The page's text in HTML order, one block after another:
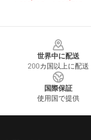
世界中に配送
200カ国以上に配送
国際保証
使用国で提供